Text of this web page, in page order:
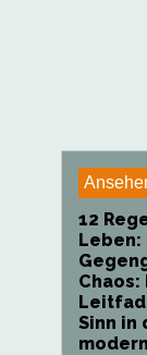
12
Leben:
Chaos:
Sinn in